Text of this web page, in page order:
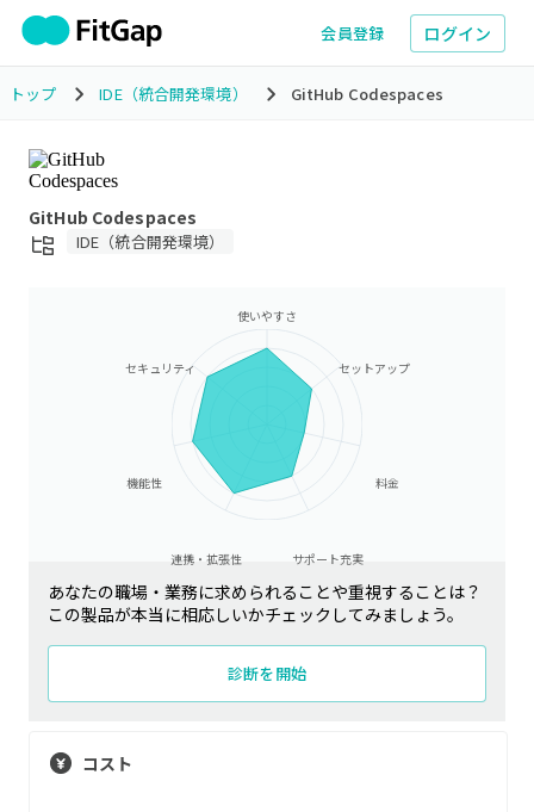
会員登録 ログイン
トップ IDE（統合開発環境） GitHub Codespaces
GitHub Codespaces
IDE（統合開発環境）
使いやすさ
セットアップ
料金
サポート充実
連携・拡張性
機能性
セキュリティ
あなたの職場・業務に求められることや重視することは？
この製品が本当に相応しいかチェックしてみましょう。
診断を開始
コスト